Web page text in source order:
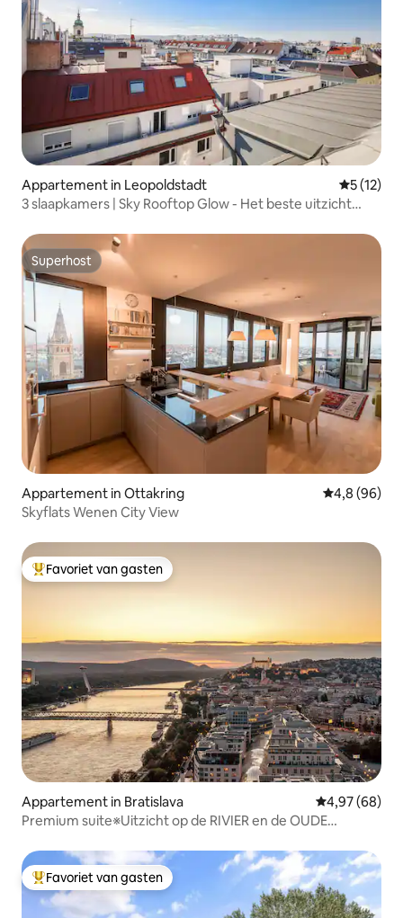
Appartement in Leopoldstadt
5 (12)
3 slaapkamers | Sky Rooftop Glow - Het beste uitzicht
Superhost
Superhost
Appartement in Ottakring Gemiddelde
4,8 (96)
Skyflats Wenen City View
Topfavoriet van gasten
Favoriet van gasten
Appartement in Bratislava Gemiddelde
4,97 (68)
Premium suite※Uitzicht op de RIVIER en de OUDE
Topfavoriet van gasten
Favoriet van gasten